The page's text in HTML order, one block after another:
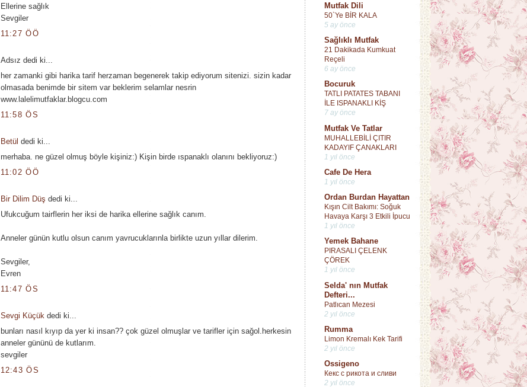
Mutfak Dili
50`Ye BİR KALA
5 ay önce
Sağlıklı Mutfak
21 Dakikada Kumkuat
Reçeli
6 ay önce
Bocuruk
TATLI PATATES TABANI
İLE ISPANAKLI KİŞ
7 ay önce
Mutfak Ve Tatlar
MUHALLEBİLİ ÇITIR
KADAYIF ÇANAKLARI
1 yıl önce
Cafe De Hera
1 yıl önce
Ordan Burdan Hayattan
Kışın Cilt Bakımı: Soğuk
Havaya Karşı 3 Etkili İpucu
1 yıl önce
Yemek Bahane
PIRASALI ÇELENK
ÇÖREK
1 yıl önce
Selda' nın Mutfak
Defteri...
Patlıcan Mezesi
2 yıl önce
Rumma
Limon Kremalı Kek Tarifi
2 yıl önce
Ossigeno
Кекс с рикота и сливи
2 yıl önce
Ellerine sağlık
Sevgiler
11:27 ÖÖ
Adsız dedi ki...
her zamanki gibi harika tarif herzaman begenerek takip ediyorum sitenizi. sizin kadar
olmasada benimde bir sitem var beklerim selamlar nesrin
www.lalelimutfaklar.blogcu.com
11:58 ÖS
Betül dedi ki...
merhaba. ne güzel olmuş böyle kişiniz:) Kişin birde ıspanaklı olanını bekliyoruz:)
11:02 ÖÖ
Bir Dilim Düş dedi ki...
Ufukcuğum tairflerin her iksi de harika ellerine sağlık canım.
Anneler günün kutlu olsun canım yavrucuklarınla birlikte uzun yıllar dilerim.
Sevgiler,
Evren
11:47 ÖS
Sevgi Küçük dedi ki...
bunları nasıl kıyıp da yer ki insan?? çok güzel olmuşlar ve tarifler için sağol.herkesin
anneler gününü de kutlarım.
sevgiler
12:43 ÖS